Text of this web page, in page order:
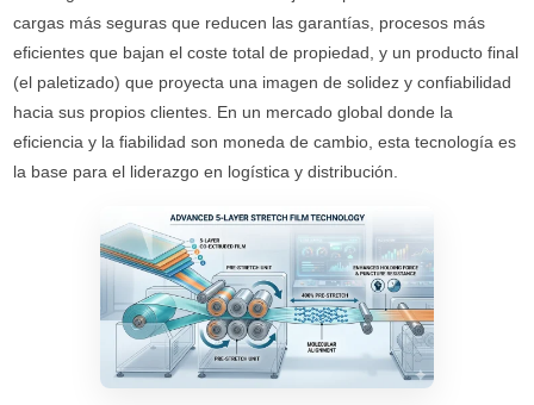
cargas más seguras que reducen las garantías, procesos más
eficientes que bajan el coste total de propiedad, y un producto final
(el paletizado) que proyecta una imagen de solidez y confiabilidad
hacia sus propios clientes. En un mercado global donde la
eficiencia y la fiabilidad son moneda de cambio, esta tecnología es
la base para el liderazgo en logística y distribución.